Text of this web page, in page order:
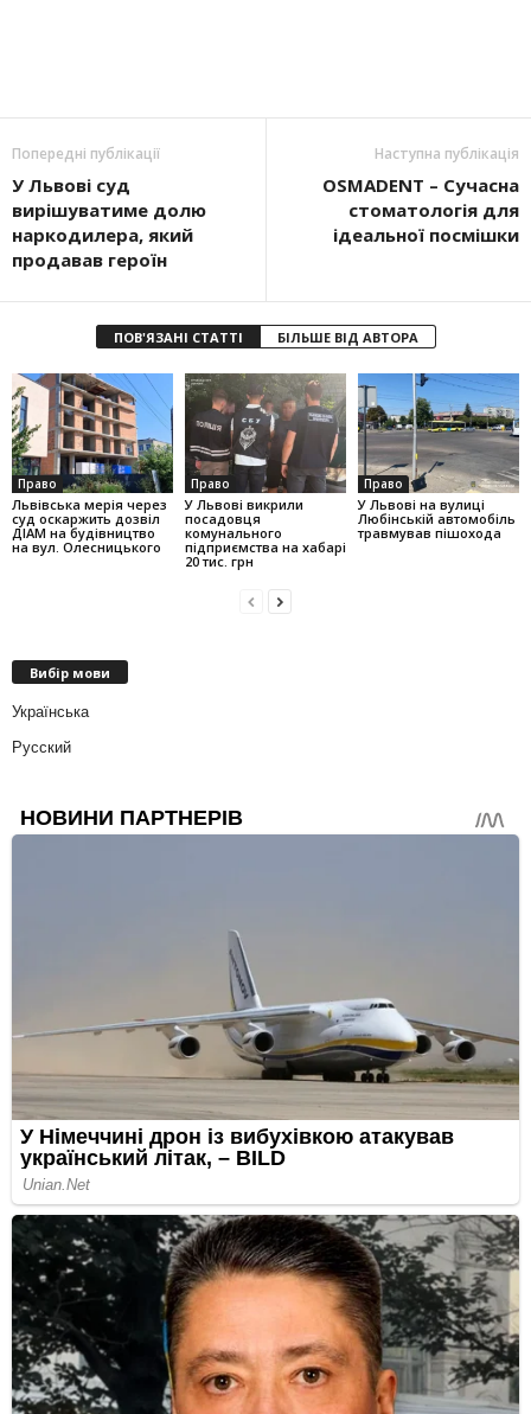
Попередні публікації
У Львові суд
вирішуватиме долю
наркодилера, який
продавав героїн
Наступна публікація
OSMADENT – Сучасна
стоматологія для
ідеальної посмішки
ПОВ'ЯЗАНІ СТАТТІ БІЛЬШЕ ВІД АВТОРА
Право
Львівська мерія через
суд оскаржить дозвіл
ДІАМ на будівництво
на вул. Олесницького
Право
У Львові викрили
посадовця
комунального
підприємства на хабарі
20 тис. грн
Право
У Львові на вулиці
Любінській автомобіль
травмував пішохода
Вибір мови
Українська
Русский